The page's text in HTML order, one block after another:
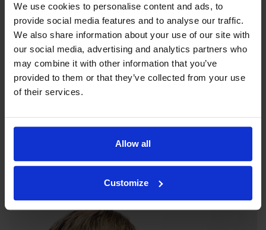
We use cookies to personalise content and ads, to
provide social media features and to analyse our traffic.
We also share information about your use of our site with
our social media, advertising and analytics partners who
may combine it with other information that you’ve
provided to them or that they’ve collected from your use
of their services.
Allow all
Customize
näkemyksemme siitä, miten yrityksemme pitää toimia.